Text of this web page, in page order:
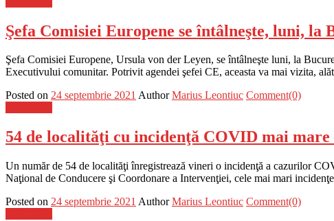
Şefa Comisiei Europene se întâlneşte, luni,
Şefa Comisiei Europene, Ursula von der Leyen, se întâlneşte luni, la
Executivului comunitar. Potrivit agendei şefei CE, aceasta va mai vizita,
Posted on 24 septembrie 2021 Author Marius Leontiuc Comment(0)
54 de localităţi cu incidenţă COVID mai
Un număr de 54 de localităţi înregistrează vineri o incidenţă a cazurilor
Naţional de Conducere şi Coordonare a Intervenţiei, cele mai mari
Posted on 24 septembrie 2021 Author Marius Leontiuc Comment(0)